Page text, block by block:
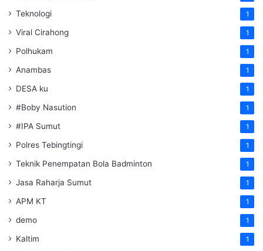
Teknologi 1
Viral Cirahong 1
Polhukam 1
Anambas 1
DESA ku 1
#Boby Nasution 1
#IPA Sumut 1
Polres Tebingtingi 1
Teknik Penempatan Bola Badminton 1
Jasa Raharja Sumut 1
APM KT 1
demo 1
Kaltim 1